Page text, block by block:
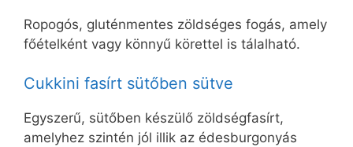
Ropogós, gluténmentes zöldséges fogás, amely
főételként vagy könnyű körettel is tálalható.
Cukkini fasírt sütőben sütve
Egyszerű, sütőben készülő zöldségfasírt,
amelyhez szintén jól illik az édesburgonyás